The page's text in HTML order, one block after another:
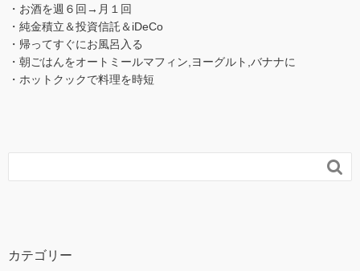
・お酒を週６回→月１回
・純金積立＆投資信託＆iDeCo
・帰ってすぐにお風呂入る
・朝ごはんをオートミールマフィン,ヨーグルト,バナナに
・ホットクックで料理を時短

カテゴリー